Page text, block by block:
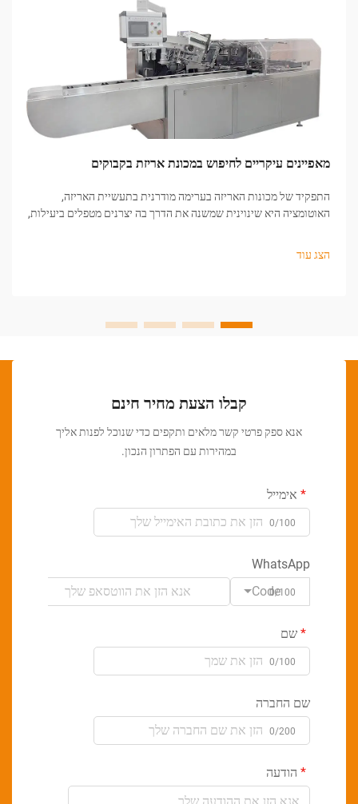
מאפיינים עיקריים לחיפוש במכונת אריזת בקבוקים
התפקיד של מכונות האריזה בערימה מודרנית בתעשיית האריזה,
האוטומציה היא שינוינית שמשנה את הדרך בה יצרנים מטפלים ביעילות,
הצג עוד
קבלו הצעת מחיר חינם
אנא ספק פרטי קשר מלאים ותקפים כדי שנוכל לפנות אליך
במהירות עם הפתרון הנכון.
אימייל
0/100
WhatsApp
Code0/100
שם
0/100
שם החברה
0/200
הודעה